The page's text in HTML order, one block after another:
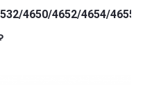
4650/4652/4654/4655/